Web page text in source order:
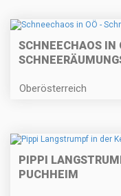
SCHNEECHAOS IN
Oberösterreich
PIPPI
PUCHHEIM